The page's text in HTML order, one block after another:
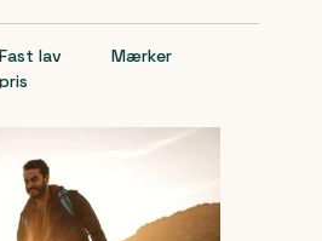
Fast lav
pris
Mærker